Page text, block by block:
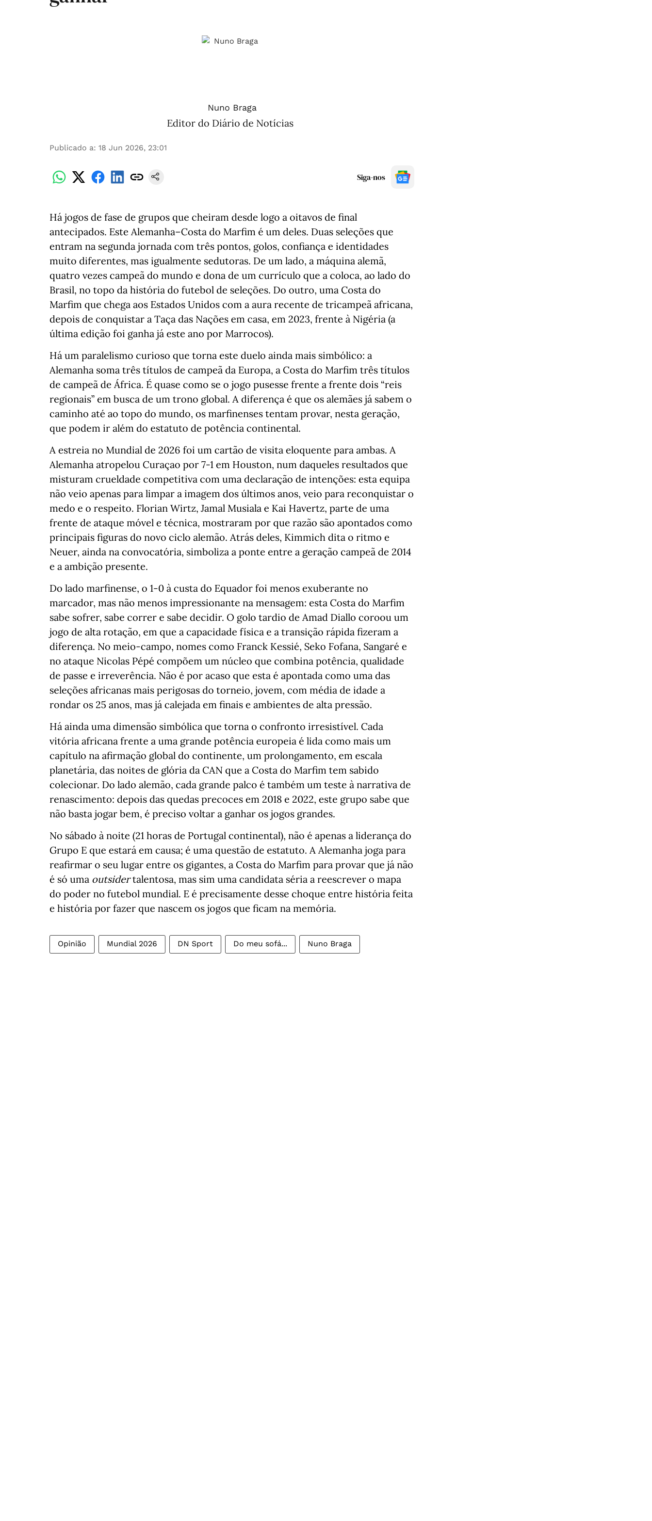
Nuno Braga
Editor do Diário de Notícias
Publicado a: 18 Jun 2026, 23:01
Siga-nos
Há jogos de fase de grupos que cheiram desde logo a oitavos de final
antecipados. Este Alemanha–Costa do Marfim é um deles. Duas seleções que
entram na segunda jornada com três pontos, golos, confiança e identidades
muito diferentes, mas igualmente sedutoras. De um lado, a máquina alemã,
quatro vezes campeã do mundo e dona de um currículo que a coloca, ao lado do
Brasil, no topo da história do futebol de seleções. Do outro, uma Costa do
Marfim que chega aos Estados Unidos com a aura recente de tricampeã africana,
depois de conquistar a Taça das Nações em casa, em 2023, frente à Nigéria (a
última edição foi ganha já este ano por Marrocos).
Há um paralelismo curioso que torna este duelo ainda mais simbólico: a
Alemanha soma três títulos de campeã da Europa, a Costa do Marfim três títulos
de campeã de África. É quase como se o jogo pusesse frente a frente dois “reis
regionais” em busca de um trono global. A diferença é que os alemães já sabem o
caminho até ao topo do mundo, os marfinenses tentam provar, nesta geração,
que podem ir além do estatuto de potência continental.
A estreia no Mundial de 2026 foi um cartão de visita eloquente para ambas. A
Alemanha atropelou Curaçao por 7-1 em Houston, num daqueles resultados que
misturam crueldade competitiva com uma declaração de intenções: esta equipa
não veio apenas para limpar a imagem dos últimos anos, veio para reconquistar o
medo e o respeito. Florian Wirtz, Jamal Musiala e Kai Havertz, parte de uma
frente de ataque móvel e técnica, mostraram por que razão são apontados como
principais figuras do novo ciclo alemão. Atrás deles, Kimmich dita o ritmo e
Neuer, ainda na convocatória, simboliza a ponte entre a geração campeã de 2014
e a ambição presente.
Do lado marfinense, o 1-0 à custa do Equador foi menos exuberante no
marcador, mas não menos impressionante na mensagem: esta Costa do Marfim
sabe sofrer, sabe correr e sabe decidir. O golo tardio de Amad Diallo coroou um
jogo de alta rotação, em que a capacidade física e a transição rápida fizeram a
diferença. No meio-campo, nomes como Franck Kessié, Seko Fofana, Sangaré e
no ataque Nicolas Pépé compõem um núcleo que combina potência, qualidade
de passe e irreverência. Não é por acaso que esta é apontada como uma das
seleções africanas mais perigosas do torneio, jovem, com média de idade a
rondar os 25 anos, mas já calejada em finais e ambientes de alta pressão.
Há ainda uma dimensão simbólica que torna o confronto irresistível. Cada
vitória africana frente a uma grande potência europeia é lida como mais um
capítulo na afirmação global do continente, um prolongamento, em escala
planetária, das noites de glória da CAN que a Costa do Marfim tem sabido
colecionar. Do lado alemão, cada grande palco é também um teste à narrativa de
renascimento: depois das quedas precoces em 2018 e 2022, este grupo sabe que
não basta jogar bem, é preciso voltar a ganhar os jogos grandes.
No sábado à noite (21 horas de Portugal continental), não é apenas a liderança do
Grupo E que estará em causa; é uma questão de estatuto. A Alemanha joga para
reafirmar o seu lugar entre os gigantes, a Costa do Marfim para provar que já não
é só uma outsidertalentosa, mas sim uma candidata séria a reescrever o mapa
do poder no futebol mundial. E é precisamente desse choque entre história feita
e história por fazer que nascem os jogos que ficam na memória.
Opinião Mundial 2026 DN Sport Do meu sofá... Nuno Braga